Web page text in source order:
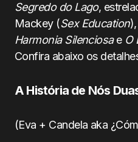
Segredo do Lago,
Mackey (Sex Education
Harmonia SilenciosaeO
Confira abaixo os
A História de Nós
(Eva + Candela aka